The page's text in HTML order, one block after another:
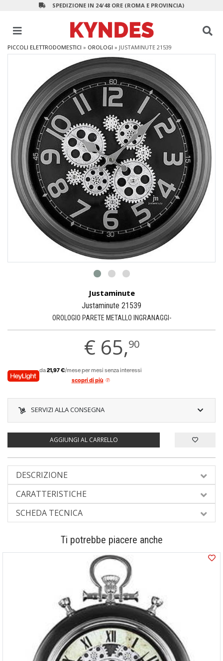
SPEDIZIONE IN 24/48 ORE (ROMA E PROVINCIA)
PICCOLI ELETTRODOMESTICI » OROLOGI » JUSTAMINUTE 21539
Justaminute
Justaminute 21539
OROLOGIO PARETE METALLO INGRANAGGI-
€ 65,90
da21,97 €/mese per mesi senza interessi
scopri di più
SERVIZI ALLA CONSEGNA
AGGIUNGI AL CARRELLO
DESCRIZIONE
CARATTERISTICHE
SCHEDA TECNICA
Ti potrebbe piacere anche